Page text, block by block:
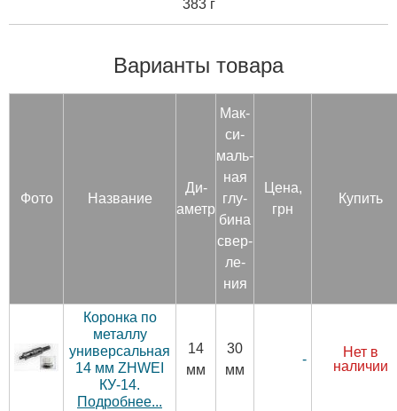
383 г
Варианты товара
Фото Название
Ди­
аметр
Мак­
си­
маль­
ная
глу­
бина
свер­
ле­
ния
Цена,
грн
Купить
Коронка по
металлу
универсальная
14 мм ZHWEI
КУ-14.
Подробнее...
14
мм
30
мм
-
Нет в
наличии